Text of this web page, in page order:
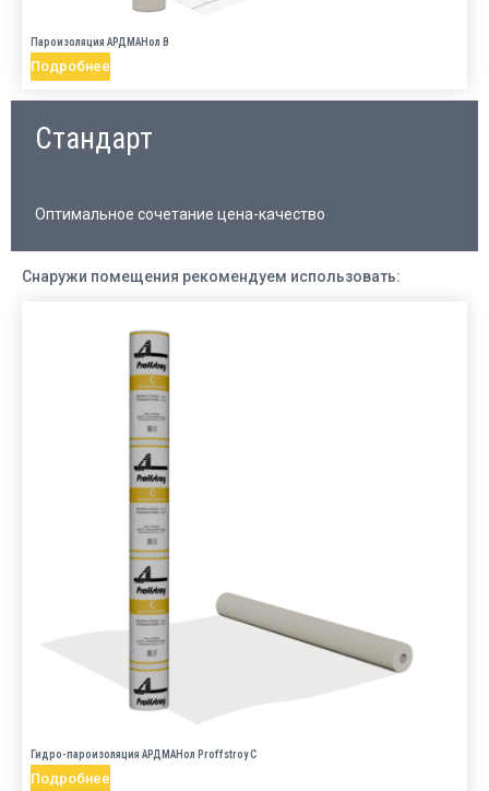
Пароизоляция АРДМАНол B
Подробнее
Стандарт
Оптимальное сочетание цена-качество
Снаружи помещения рекомендуем использовать:
Гидро-пароизоляция АРДМАНол Proffstroy C
Подробнее